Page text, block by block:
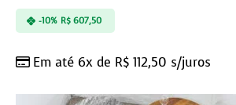
Em até 6x de R$ 112,50 s/juros
-10% R$607,50